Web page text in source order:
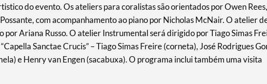
do evento. Os ateliers para coralistas são orientados por Owen Rees,
com acompanhamento ao piano por Nicholas McNair. O atelier
por Ariana Russo. O atelier Instrumental será dirigido por Tiago Simas
Sanctae Crucis” – Tiago Simas Freire (corneta), José Rodrigues
e Henry van Engen (sacabuxa). O programa inclui também uma visita